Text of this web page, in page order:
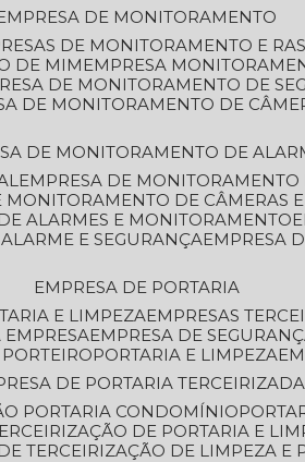
EMPRESA DE MONITORAMENTO
DE MONITORAMENTO E
DE MIM
EMPRESA
DE MONITORAMENTO DE
DE MONITORAMENTO DE
DE MONITORAMENTO DE
EMPRESA DE
MONITORAMENTO DE CÂMERAS
DE ALARMES E MONITORAMENTO
ALARME E SEGURANÇA
EMPRESA
EMPRESA DE PORTARIA
E LIMPEZA
EMPRESAS
EMPRESA
EMPRESA DE
PORTEIRO PORTARIA E LIMPEZA
DE PORTARIA TERCEIRIZADA
PORTARIA CONDOMÍNIO
DE PORTARIA E
DE TERCEIRIZAÇÃO DE LIMPEZA E